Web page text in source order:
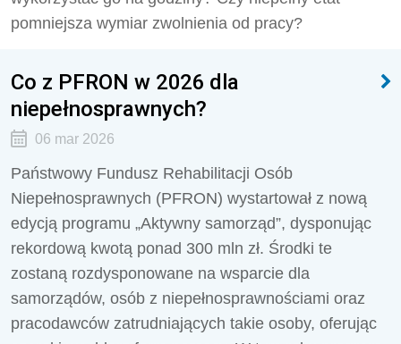
pomniejsza wymiar zwolnienia od pracy?
Co z PFRON w 2026 dla
niepełnosprawnych?
06 mar 2026
Państwowy Fundusz Rehabilitacji Osób
Niepełnosprawnych (PFRON) wystartował z nową
edycją programu „Aktywny samorząd”, dysponując
rekordową kwotą ponad 300 mln zł. Środki te
zostaną rozdysponowane na wsparcie dla
samorządów, osób z niepełnosprawnościami oraz
pracodawców zatrudniających takie osoby, oferując